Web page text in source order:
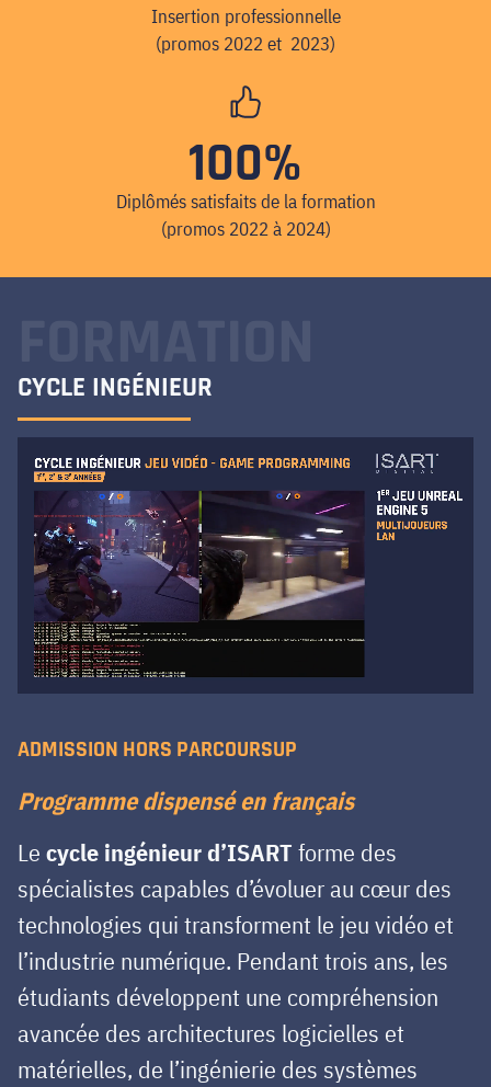
Insertion professionnelle
(promos 2022 et 2023)
100%
Diplômés satisfaits de la formation
(promos 2022 à 2024)
CYCLE INGÉNIEUR
ADMISSION HORS PARCOURSUP
Programme dispensé en français
Le cycle ingénieur d’ISART forme des
spécialistes capables d’évoluer au cœur des
technologies qui transforment le jeu vidéo et
l’industrie numérique. Pendant trois ans, les
étudiants développent une compréhension
avancée des architectures logicielles et
matérielles, de l’ingénierie des systèmes